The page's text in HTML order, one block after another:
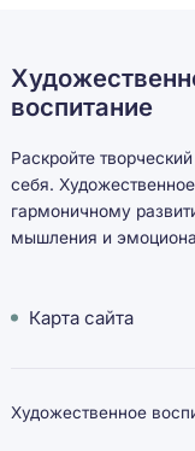
воспитание
Раскройте
себя.
гармоничному
мышления и
Карта сайта
Художественное